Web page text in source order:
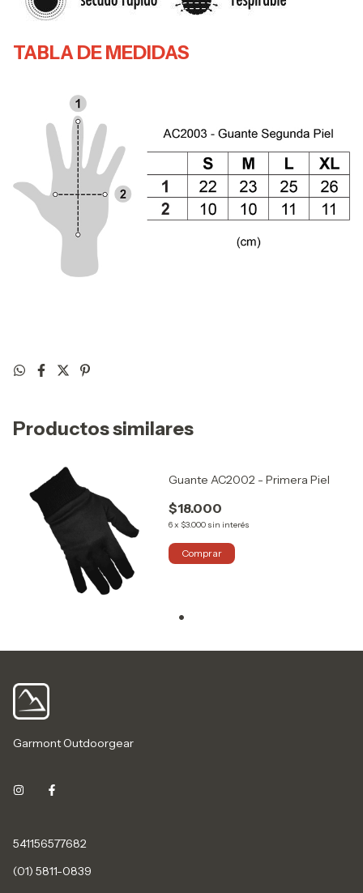
TABLA DE MEDIDAS
Productos similares
Guante AC2002 - Primera Piel
$18.000
6x $3.000 sin interés
Comprar
Garmont Outdoorgear
541156577682
(01) 5811-0839